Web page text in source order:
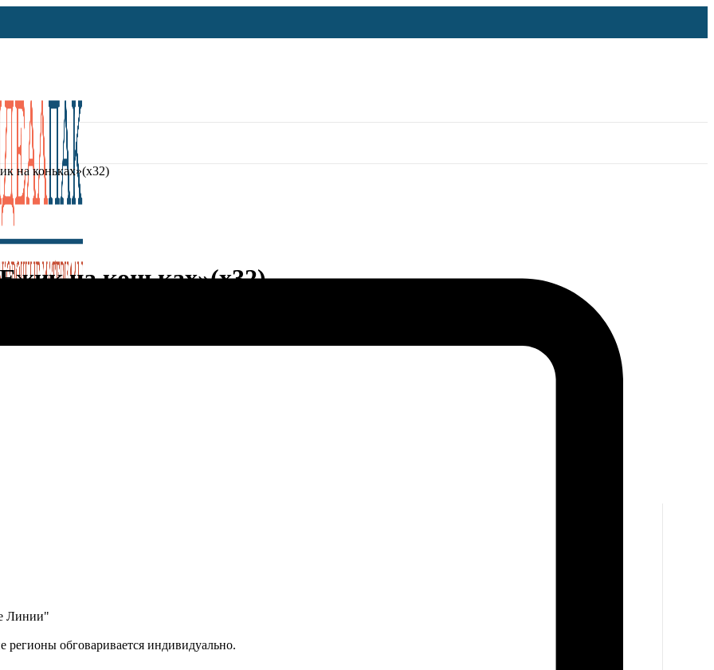
на коньках»(х32)
на коньках»(х32)
Линии"
регионы обговаривается индивидуально.